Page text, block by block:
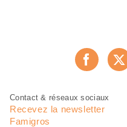
Pied
page
Navigation
pied
Contact & réseaux sociaux
Recevez la newsletter
Famigros